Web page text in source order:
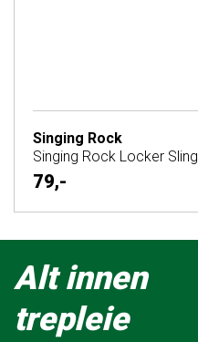
Singing Rock
Singing Rock Locker Sling
79,-
Alt innen
trepleie